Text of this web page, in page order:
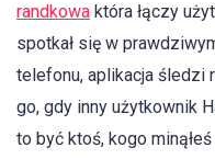
randkowa która łączy
spotkał się w
telefonu, aplikacja śledzi
go, gdy inny użytkownik
to być ktoś, kogo